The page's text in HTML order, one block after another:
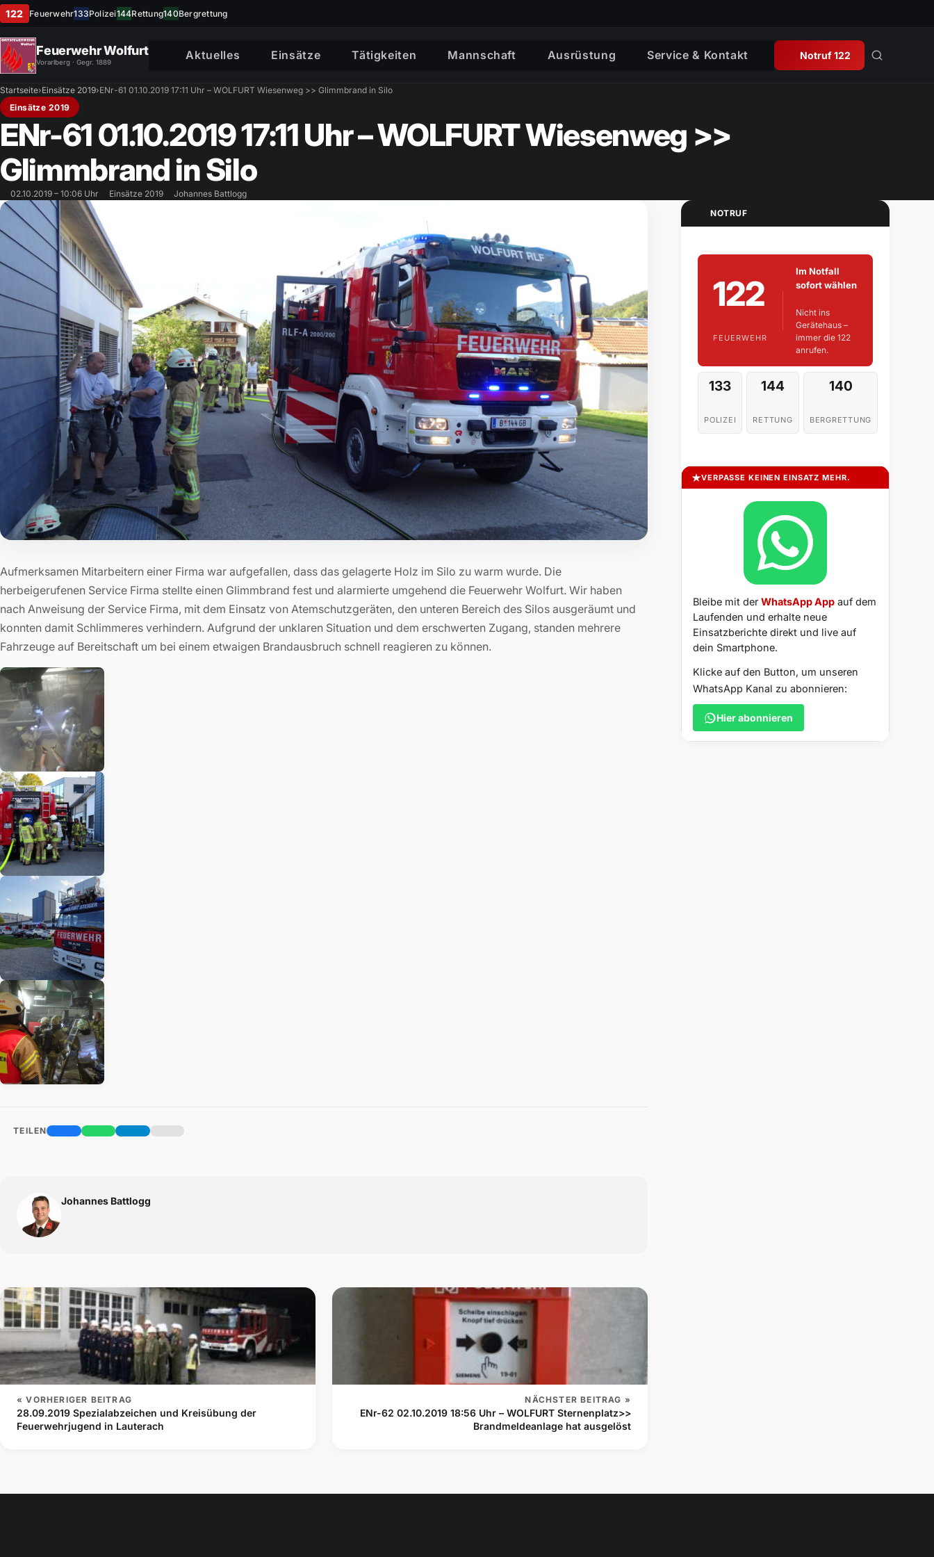
122 Feuerwehr133Polizei144Rettung140Bergrettung
Feuerwehr Wolfurt
Vorarlberg · Gegr. 1889
Aktuelles Einsätze Tätigkeiten Mannschaft Ausrüstung Service & Kontakt Notruf 122
Startseite›Einsätze 2019›ENr-61 01.10.2019 17:11 Uhr – WOLFURT Wiesenweg >> Glimmbrand in Silo
Einsätze 2019
ENr-61 01.10.2019 17:11 Uhr – WOLFURT Wiesenweg >>
Glimmbrand in Silo
02.10.2019 – 10:06 Uhr Einsätze 2019 Johannes Battlogg
Aufmerksamen Mitarbeitern einer Firma war aufgefallen, dass das gelagerte Holz im Silo zu warm wurde. Die
herbeigerufenen Service Firma stellte einen Glimmbrand fest und alarmierte umgehend die Feuerwehr Wolfurt. Wir haben
nach Anweisung der Service Firma, mit dem Einsatz von Atemschutzgeräten, den unteren Bereich des Silos ausgeräumt und
konnten damit Schlimmeres verhindern. Aufgrund der unklaren Situation und dem erschwerten Zugang, standen mehrere
Fahrzeuge auf Bereitschaft um bei einem etwaigen Brandausbruch schnell reagieren zu können.
TEILEN
Johannes Battlogg
« VORHERIGER BEITRAG
28.09.2019 Spezialabzeichen und Kreisübung der
Feuerwehrjugend in Lauterach
NÄCHSTER BEITRAG »
ENr-62 02.10.2019 18:56 Uhr – WOLFURT Sternenplatz>>
Brandmeldeanlage hat ausgelöst
NOTRUF
122
FEUERWEHR
Im Notfall
sofort wählen
Nicht ins
Gerätehaus –
immer die 122
anrufen.
133
POLIZEI
144
RETTUNG
140
BERGRETTUNG
VERPASSE KEINEN EINSATZ MEHR.
Bleibe mit derWhatsApp App auf dem
Laufenden und erhalte neue
Einsatzberichte direkt und live auf
dein Smartphone.
Klicke auf den Button, um unseren
WhatsApp Kanal zu abonnieren:
Hier abonnieren